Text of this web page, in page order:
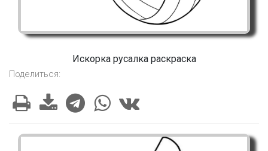
Искорка русалка раскраска
Поделиться: